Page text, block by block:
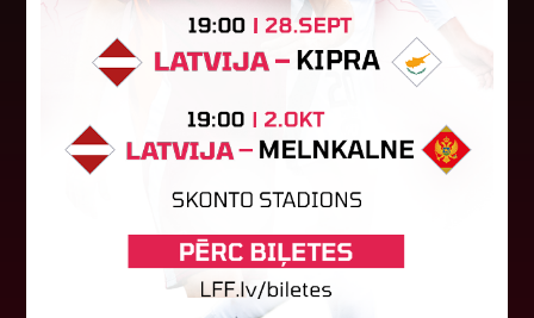
"Riga FC Women" beidz
vēsturisko eirokausu sezonu
Latvijas klubs "Riga FC Women" sestdien UEFA
Čempionu līgas kvalifikācijas otrajā kārtā ar 1:4
piekāpās Lietuvas "Gintra". Ar šo spēli Latvijas
08. augusts 2026.